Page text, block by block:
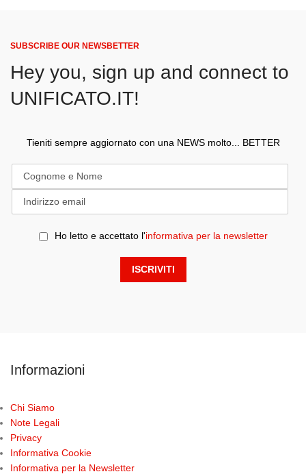
SUBSCRIBE OUR NEWSBETTER
Hey you, sign up and connect to
UNIFICATO.IT!
Tieniti sempre aggiornato con una NEWS molto... BETTER
Ho letto e accettato l'informativa per la newsletter
Informazioni
Chi Siamo
Note Legali
Privacy
Informativa Cookie
Informativa per la Newsletter